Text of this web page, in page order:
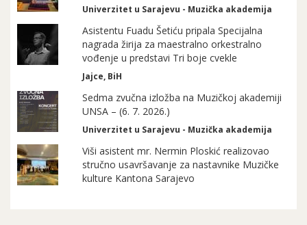
Univerzitet u Sarajevu - Muzička akademija
Asistentu Fuadu Šetiću pripala Specijalna
nagrada žirija za maestralno orkestralno
vođenje u predstavi Tri boje cvekle
Jajce, BiH
Sedma zvučna izložba na Muzičkoj akademiji
UNSA – (6. 7. 2026.)
Univerzitet u Sarajevu - Muzička akademija
Viši asistent mr. Nermin Ploskić realizovao
stručno usavršavanje za nastavnike Muzičke
kulture Kantona Sarajevo